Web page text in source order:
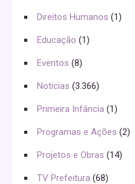
Direitos Humanos (1)
Educação (1)
Eventos (8)
Noticias (3.366)
Primeira Infância (1)
Programas e Ações (2)
Projetos e Obras (14)
TV Prefeitura (68)